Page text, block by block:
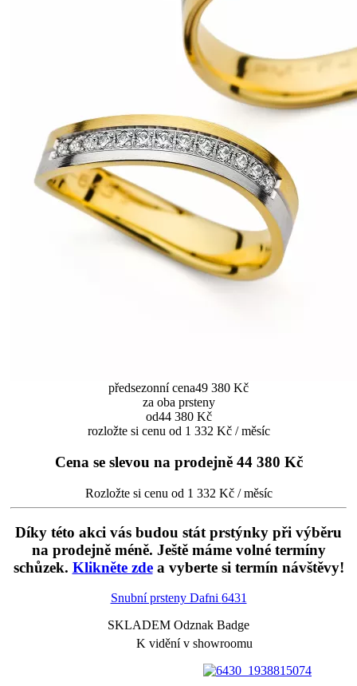
předsezonní cena49 380 Kč
za oba prsteny
od44 380 Kč
rozložte si cenu od 1 332 Kč / měsíc
Cena se slevou na prodejně 44 380 Kč
Rozložte si cenu od 1 332 Kč / měsíc
Díky této akci vás budou stát prstýnky při výběru
na prodejně méně. Ještě máme volné termíny
schůzek. Klikněte zdea vyberte si termín návštěvy!
Snubní prsteny Dafni 6431
SKLADEM Odznak Badge
K vidění v showroomu